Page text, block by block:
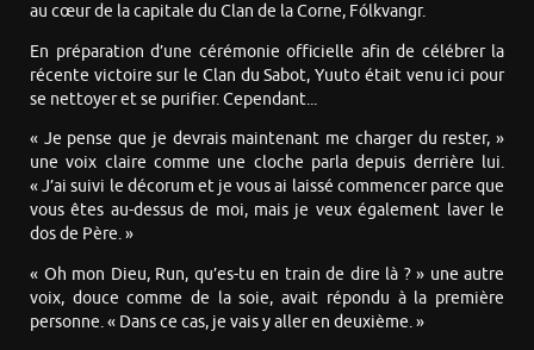
au cœur de la capitale du Clan de la Corne, Fólkvangr.
En préparation d’une cérémonie officielle afin de célébrer la
récente victoire sur le Clan du Sabot, Yuuto était venu ici pour
se nettoyer et se purifier. Cependant...
« Je pense que je devrais maintenant me charger du rester, »
une voix claire comme une cloche parla depuis derrière lui.
« J’ai suivi le décorum et je vous ai laissé commencer parce que
vous êtes au-dessus de moi, mais je veux également laver le
dos de Père. »
« Oh mon Dieu, Run, qu’es-tu en train de dire là ? » une autre
voix, douce comme de la soie, avait répondu à la première
personne. « Dans ce cas, je vais y aller en deuxième. »